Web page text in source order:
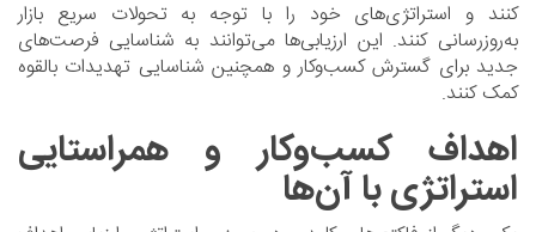
کنند و استراتژی‌های خود را با توجه به تحولات سریع بازار
به‌روزرسانی کنند. این ارزیابی‌ها می‌توانند به شناسایی فرصت‌های
جدید برای گسترش کسب‌وکار و همچنین شناسایی تهدیدات بالقوه
کمک کنند.
اهداف کسب‌وکار و همراستایی
استراتژی با آن‌ها